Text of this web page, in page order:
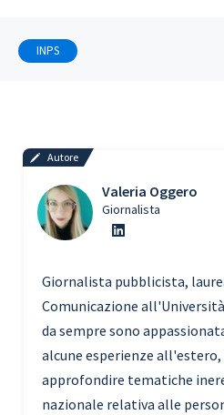
INPS
Autore
Valeria Oggero
Giornalista
Giornalista pubblicista,
Comunicazione
da sempre sono
alcune esperienze all'estero,
approfondire tematiche
nazionale relativa alle